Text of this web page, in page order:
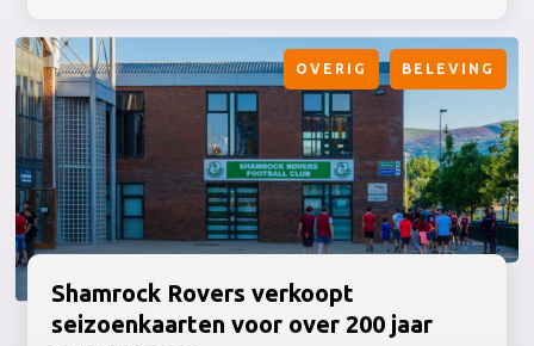
hangen van de mate van betrokkenheid, zo blijkt
uit nieuw onderzoek van onderzoeksprogramma
MOVES onder bijna 4.000 Nederlanders.
Shamrock Rovers verkoopt
seizoenkaarten voor over 200 jaar
OVERIG BELEVING